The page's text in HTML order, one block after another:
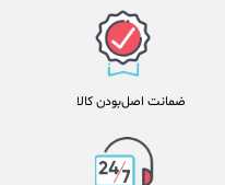
ضمانت اصل‌بودن کالا